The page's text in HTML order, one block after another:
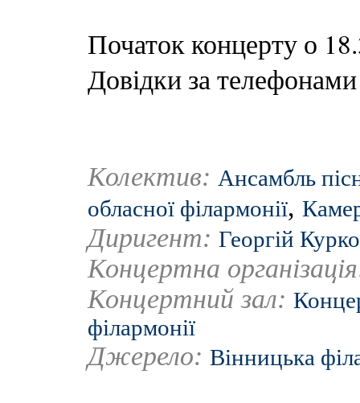
Початок концерту о
Довідки за
Колектив: Ансамбль
обласної філармонії,
Диригент: Георгій
Концертна
Концертний зал:
філармонії
Джерело: Вінницька